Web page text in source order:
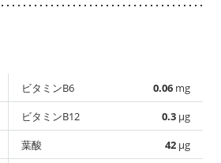
ビタミンB6 0.06 mg
ビタミンB12
0.3 µg
葉酸
42 µg